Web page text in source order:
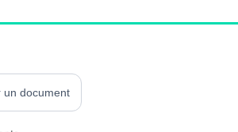
un document